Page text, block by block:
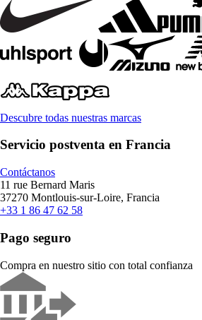
Descubre todas nuestras marcas
Servicio postventa en Francia
Contáctanos
11 rue Bernard Maris
37270 Montlouis-sur-Loire, Francia
+33 1 86 47 62 58
Pago seguro
Compra en nuestro sitio con total confianza